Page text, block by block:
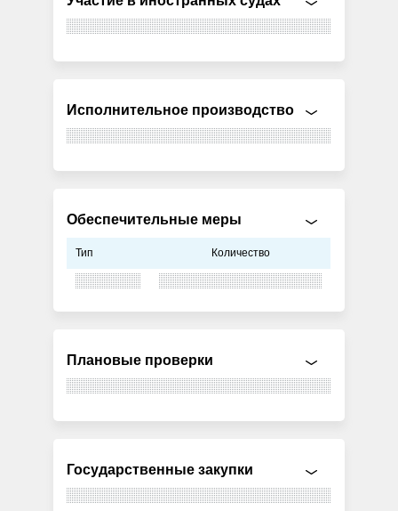
Исполнительное производство
Обеспечительные меры
Тип Количество
Плановые проверки
Государственные закупки